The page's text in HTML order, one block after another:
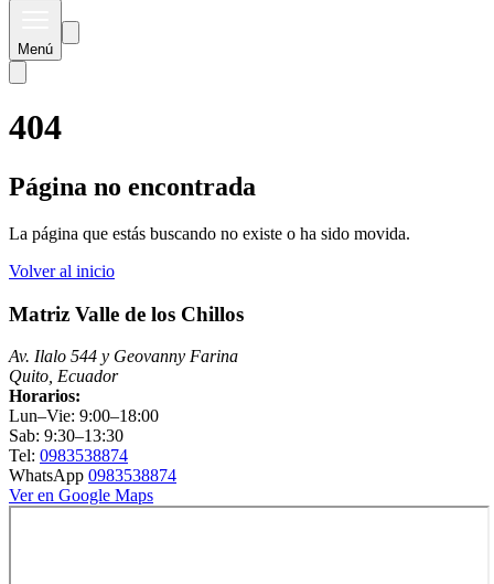
Menú
404
Página no encontrada
La página que estás buscando no existe o ha sido movida.
Volver al inicio
Matriz Valle de los Chillos
Av. Ilalo 544 y Geovanny Farina
Quito, Ecuador
Horarios:
Lun–Vie: 9:00–18:00
Sab: 9:30–13:30
Tel: 0983538874
WhatsApp 0983538874
Ver en Google Maps